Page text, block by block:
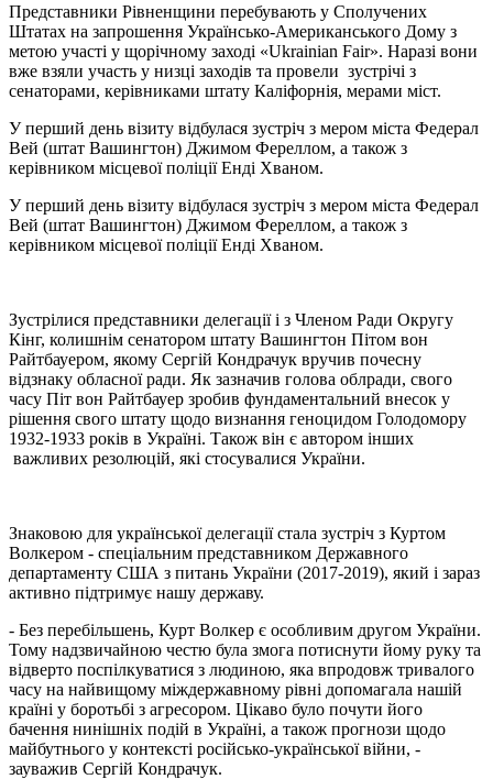
Представники Рівненщини перебувають у Сполучених
Штатах на запрошення Українсько-Американського Дому з
метою участі у щорічному заході «Ukrainian Fair». Наразі вони
вже взяли участь у низці заходів та провели зустрічі з
сенаторами, керівниками штату Каліфорнія, мерами міст.
У перший день візиту відбулася зустріч з мером міста Федерал
Вей (штат Вашингтон) Джимом Фереллом, а також з
керівником місцевої поліції Енді Хваном.
У перший день візиту відбулася зустріч з мером міста Федерал
Вей (штат Вашингтон) Джимом Фереллом, а також з
керівником місцевої поліції Енді Хваном.
Зустрілися представники делегації і з Членом Ради Округу
Кінг, колишнім сенатором штату Вашингтон Пітом вон
Райтбауером, якому Сергій Кондрачук вручив почесну
відзнаку обласної ради. Як зазначив голова облради, свого
часу Піт вон Райтбауер зробив фундаментальний внесок у
рішення свого штату щодо визнання геноцидом Голодомору
1932-1933 років в Україні. Також він є автором інших
важливих резолюцій, які стосувалися України.
Знаковою для української делегації стала зустріч з Куртом
Волкером - спеціальним представником Державного
департаменту США з питань України (2017-2019), який і зараз
активно підтримує нашу державу.
- Без перебільшень, Курт Волкер є особливим другом України.
Тому надзвичайною честю була змога потиснути йому руку та
відверто поспілкуватися з людиною, яка впродовж тривалого
часу на найвищому міждержавному рівні допомагала нашій
країні у боротьбі з агресором. Цікаво було почути його
бачення нинішніх подій в Україні, а також прогнози щодо
майбутнього у контексті російсько-української війни, -
зауважив Сергій Кондрачук.